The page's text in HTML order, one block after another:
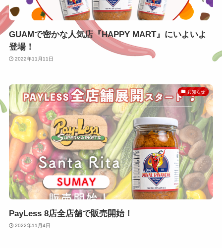
GUAMで密かな人気店『HAPPY MART』にいよいよ
登場！
2022年11月11日
お知らせ
PayLess 8店全店舗で販売開始！
2022年11月4日